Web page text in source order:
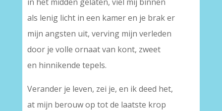
als lenig licht in een kamer en je brak er
mijn angsten uit, verving mijn verleden
door je volle ornaat van kont, zweet
en hinnikende tepels.
Verander je leven, zei je, en ik deed het,
at mijn berouw op tot de laatste krop